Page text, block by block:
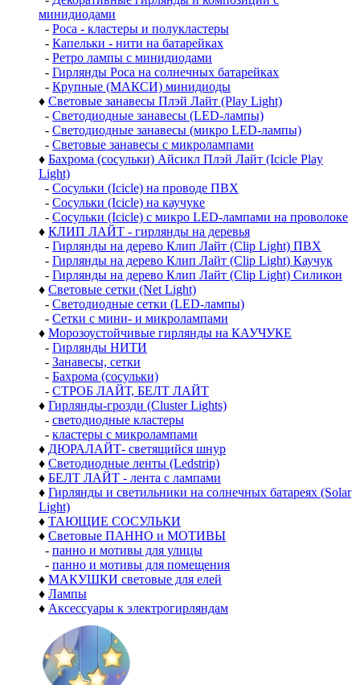
минидиодами
- Роса - кластеры и полукластеры
- Капельки - нити на батарейках
- Ретро лампы с минидиодами
- Гирлянды Роса на солнечных батарейках
- Крупные (МАКСИ) минидиоды
♦ Световые занавесы Плэй Лайт (Play Light)
- Светодиодные занавесы (LED-лампы)
- Светодиодные занавесы (микро LED-лампы)
- Световые занавесы с микролампами
♦ Бахрома (сосульки) Айсикл Плэй Лайт (Icicle Play
Light)
- Сосульки (Icicle) на проводе ПВХ
- Сосульки (Icicle) на каучуке
- Сосульки (Icicle) с микро LED-лампами на проволоке
♦ КЛИП ЛАЙТ - гирлянды на деревья
- Гирлянды на дерево Клип Лайт (Clip Light) ПВХ
- Гирлянды на дерево Клип Лайт (Clip Light) Каучук
- Гирлянды на дерево Клип Лайт (Clip Light) Силикон
♦ Световые сетки (Net Light)
- Светодиодные сетки (LED-лампы)
- Сетки с мини- и микролампами
♦ Морозоустойчивые гирлянды на КАУЧУКЕ
- Гирлянды НИТИ
- Занавесы, сетки
- Бахрома (сосульки)
- СТРОБ ЛАЙТ, БЕЛТ ЛАЙТ
♦ Гирлянды-грозди (Cluster Lights)
- светодиодные кластеры
- кластеры с микролампами
♦ ДЮРАЛАЙТ- светящийся шнур
♦ Светодиодные ленты (Ledstrip)
♦ БЕЛТ ЛАЙТ - лента с лампами
♦ Гирлянды и светильники на солнечных батареях (Solar
Light)
♦ ТАЮЩИЕ СОСУЛЬКИ
♦ Световые ПАННО и МОТИВЫ
- панно и мотивы для улицы
- панно и мотивы для помещения
♦ МАКУШКИ световые для елей
♦ Лампы
♦ Аксессуары к электрогирляндам